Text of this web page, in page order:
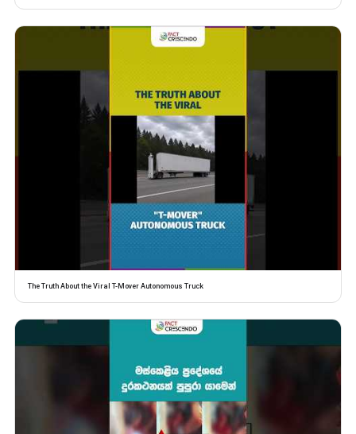
The Truth About the Viral T-Mover Autonomous Truck